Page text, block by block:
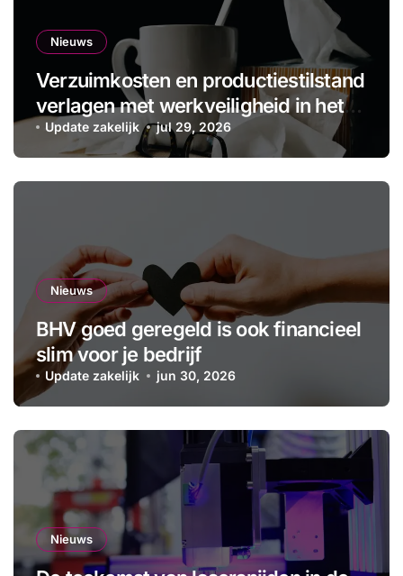
Nieuws
Verzuimkosten en productiestilstand
verlagen met werkveiligheid in het
MKB
Update zakelijk jul 29, 2026
Nieuws
BHV goed geregeld is ook financieel
slim voor je bedrijf
Update zakelijk jun 30, 2026
Nieuws